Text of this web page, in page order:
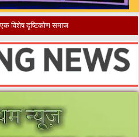
विशेष दृष्टिकोण समाज और अभ्यर्थियों के